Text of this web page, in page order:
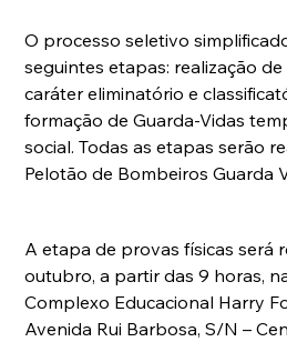
O processo seletivo
seguintes etapas: realização
caráter eliminatório e
formação de Guarda-Vidas
social. Todas as etapas serão
Pelotão de Bombeiros Guarda
A etapa de provas físicas será
outubro, a partir das 9 horas,
Complexo Educacional Harry
Avenida Rui Barbosa, S/N –